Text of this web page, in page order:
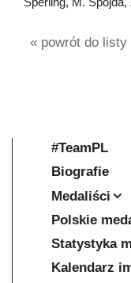
« powrót do listy
#TeamPL
Biografie
Medaliści
Polskie
Statystyka
Kalendarz